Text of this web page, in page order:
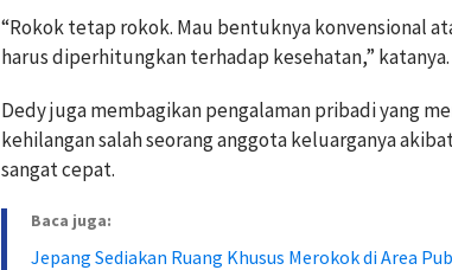
“Rokok tetap rokok. Mau bentuknya konvensional
harus diperhitungkan terhadap kesehatan,” katanya.
Dedy juga membagikan pengalaman pribadi yang
kehilangan salah seorang anggota keluarganya
sangat cepat.
Baca juga:
Jepang Sediakan Ruang Khusus Merokok di Area